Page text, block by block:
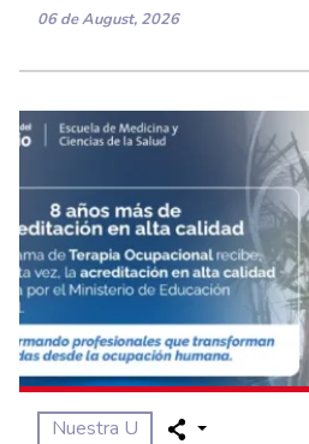
06 de August, 2026
Nuestra U